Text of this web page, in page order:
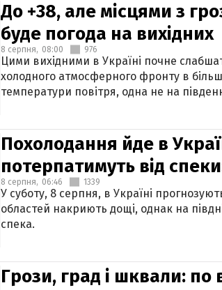
До +38, але місцями з
буде погода на вихідних
8 серпня, 08:00 976
Цими вихідними в Україні почне
холодного атмосферного фронту в
температури повітря, одна не на
Похолодання йде в
потерпатимуть від
8 серпня, 06:46 1339
У суботу, 8 серпня, в Україні
областей накриють дощі, однак на
спека.
Грози, град і шквали: по